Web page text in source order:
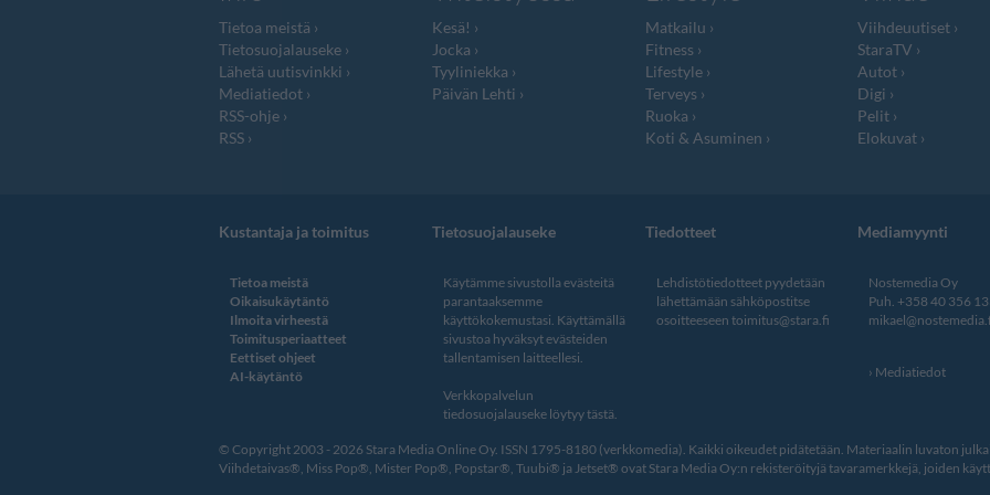
Tietoa meistä
Tietosuojalauseke
Lähetä uutisvinkki
Mediatiedot
RSS-ohje
RSS
Kesä!
Jocka
Tyyliniekka
Päivän Lehti
Matkailu
Fitness
Lifestyle
Terveys
Ruoka
Koti & Asuminen
Viihdeuutiset
StaraTV
Autot
Digi
Pelit
Elokuvat
Kustantaja ja toimitus
Tietoa meistä
Oikaisukäytäntö
Ilmoita virheestä
Toimitusperiaatteet
Eettiset ohjeet
AI-käytäntö
Tietosuojalauseke
Käytämme sivustolla evästeitä
parantaaksemme
käyttökokemustasi. Käyttämällä
sivustoa hyväksyt evästeiden
tallentamisen laitteellesi.
Verkkopalvelun
tiedosuojalauseke löytyy tästä.
Tiedotteet
Lehdistötiedotteet pyydetään
lähettämään sähköpostitse
osoitteeseen toimitus@stara.fi
Mediamyynti
Nostemedia Oy
Puh. +358 40 356
Mediatiedot
© Copyright 2003 - 2026 Stara Media Online Oy. ISSN 1795-8180 (verkkomedia). Kaikki oikeudet pidätetään. Materiaalin luvaton
Viihdetaivas®, Miss Pop®, Mister Pop®, Popstar®, Tuubi® ja Jetset® ovat Stara Media Oy:n rekisteröityjä tavaramerkkejä, joiden